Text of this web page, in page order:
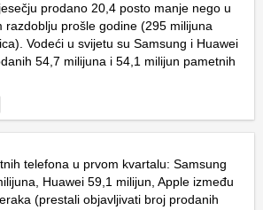
prodano 20,4 posto manje nego u
razdoblju prošle godine (295 milijuna
Vodeći u svijetu su Samsung i Huawei
54,7 milijuna i 54,1 milijun pametnih
telefona u prvom kvartalu: Samsung
Huawei 59,1 milijun, Apple između
(prestali objavljivati broj prodanih